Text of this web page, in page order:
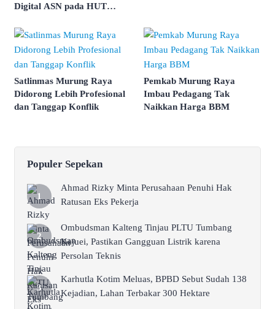
Digital ASN pada HUT
Satlinmas Murung Raya
Didorong Lebih Profesional
dan Tanggap Konflik
Pemkab Murung Raya
Imbau Pedagang Tak
Naikkan Harga BBM
Populer Sepekan
Ahmad Rizky Minta Perusahaan Penuhi Hak
Ratusan Eks Pekerja
Ombudsman Kalteng Tinjau PLTU Tumbang
Kajuei, Pastikan Gangguan Listrik karena
Persolan Teknis
Karhutla Kotim Meluas, BPBD Sebut Sudah 138
Kejadian, Lahan Terbakar 300 Hektare